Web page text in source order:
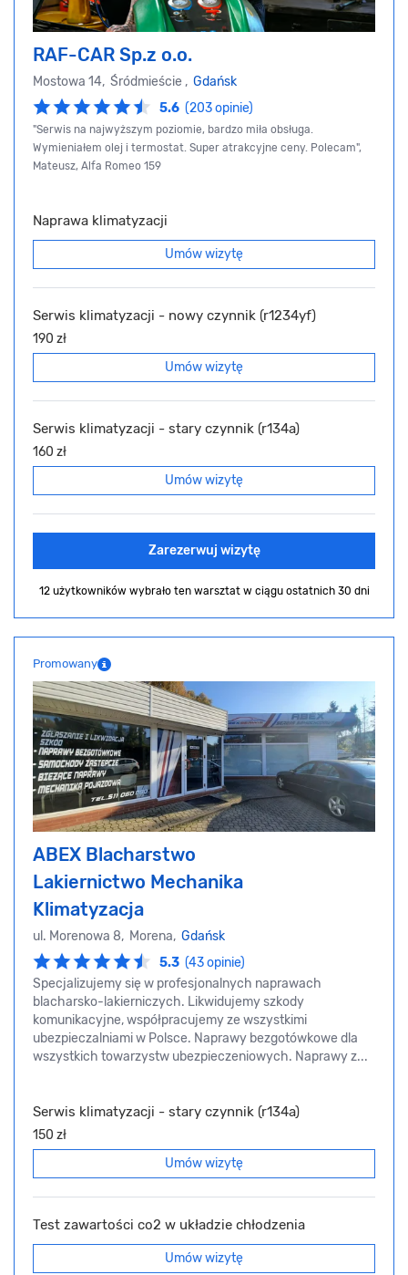
RAF-CAR Sp.z o.o.
Mostowa 14, Śródmieście , Gdańsk
5.6 (203 opinie)
"Serwis na najwyższym poziomie, bardzo miła obsługa.
Wymieniałem olej i termostat. Super atrakcyjne ceny. Polecam",
Mateusz, Alfa Romeo 159
Naprawa klimatyzacji
Umów wizytę
Serwis klimatyzacji - nowy czynnik (r1234yf)
190 zł
Umów wizytę
Serwis klimatyzacji - stary czynnik (r134a)
160 zł
Umów wizytę
Zarezerwuj wizytę
12 użytkowników wybrało ten warsztat w ciągu ostatnich 30 dni
Promowany
ABEX Blacharstwo
Lakiernictwo Mechanika
Klimatyzacja
ul. Morenowa 8, Morena, Gdańsk
5.3 (43 opinie)
Specjalizujemy się w profesjonalnych naprawach
blacharsko-lakierniczych. Likwidujemy szkody
komunikacyjne, współpracujemy ze wszystkimi
ubezpieczalniami w Polsce. Naprawy bezgotówkowe dla
wszystkich towarzystw ubezpieczeniowych. Naprawy z...
Serwis klimatyzacji - stary czynnik (r134a)
150 zł
Umów wizytę
Test zawartości co2 w układzie chłodzenia
Umów wizytę